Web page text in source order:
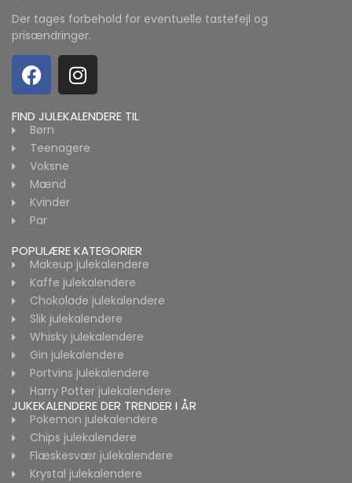
Der tages forbehold for eventuelle tastefejl og
prisændringer.
FIND JULEKALENDERE TIL
Børn
Teenagere
Voksne
Mænd
Kvinder
Par
POPULÆRE KATEGORIER
Makeup julekalendere
Kaffe julekalendere
Chokolade julekalendere
Slik julekalendere
Whisky julekalendere
Gin julekalendere
Portvins julekalendere
Harry Potter julekalendere
JUKEKALENDERE DER TRENDER I ÅR
Pokemon julekalendere
Chips julekalendere
Flæskesvær julekalendere
Krystal julekalendere